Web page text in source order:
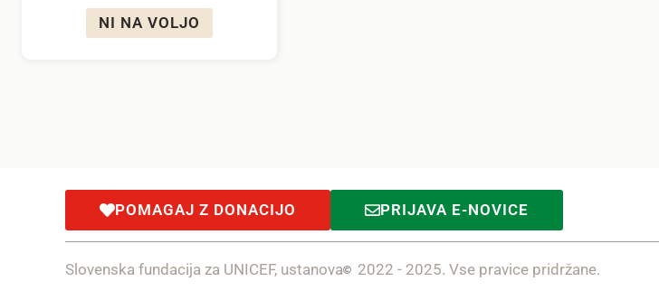
NI NA VOLJO
POMAGAJ Z DONACIJO PRIJAVA E-NOVICE
Slovenska fundacija za UNICEF, ustanova 2022 - 2025. Vse pravice pridržane.